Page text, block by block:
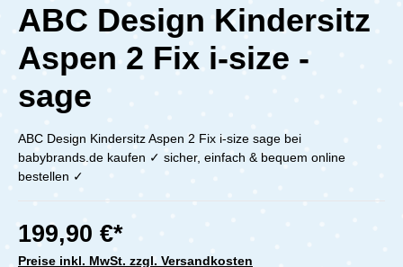
ABC Design Kindersitz
Aspen 2 Fix i-size -
sage
ABC Design Kindersitz Aspen 2 Fix i-size sage bei
babybrands.de kaufen ✓ sicher, einfach & bequem online
bestellen ✓
199,90 €*
Preise inkl. MwSt. zzgl. Versandkosten